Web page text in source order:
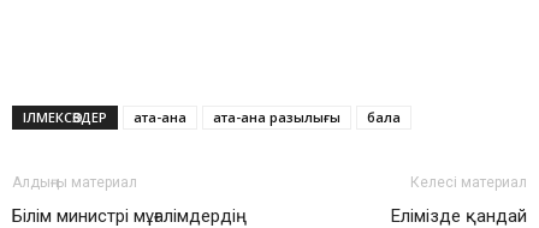
ІЛМЕКСӨЗДЕР ата-ана ата-ана разылығы бала
Алдыңғы материал
Білім министрі мұғалімдердің
Келесі материал
Елімізде қандай